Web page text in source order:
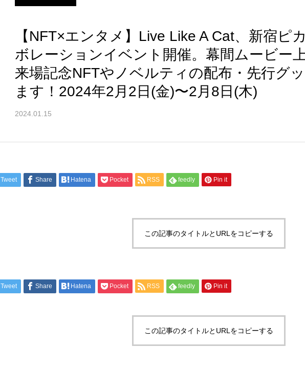
【NFT×エンタメ】Live Like A Cat、新宿ピ
ボレーションイベント開催。幕間ムービー
来場記念NFTやノベルティの配布・先行グ
ます！2024年2月2日(金)〜2月8日(木)
2024.01.15
Tweet Share Hatena Pocket RSS feedly Pin it
この記事のタイトルとURLをコピーする
Tweet Share Hatena Pocket RSS feedly Pin it
この記事のタイトルとURLをコピーする